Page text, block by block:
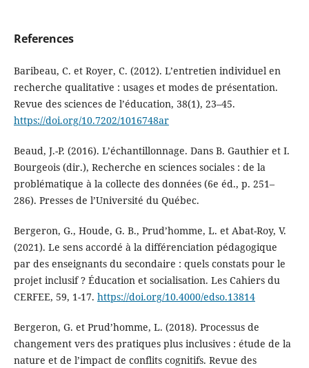
References
Baribeau, C. et Royer, C. (2012). L’entretien individuel en
recherche qualitative : usages et modes de présentation.
Revue des sciences de l’éducation, 38(1), 23–45.
https://doi.org/10.7202/1016748ar
Beaud, J.-P. (2016). L’échantillonnage. Dans B. Gauthier et I.
Bourgeois (dir.), Recherche en sciences sociales : de la
problématique à la collecte des données (6e éd., p. 251–
286). Presses de l’Université du Québec.
Bergeron, G., Houde, G. B., Prud’homme, L. et Abat-Roy, V.
(2021). Le sens accordé à la différenciation pédagogique
par des enseignants du secondaire : quels constats pour le
projet inclusif ? Éducation et socialisation. Les Cahiers du
CERFEE, 59, 1-17. https://doi.org/10.4000/edso.13814
Bergeron, G. et Prud’homme, L. (2018). Processus de
changement vers des pratiques plus inclusives : étude de la
nature et de l’impact de conflits cognitifs. Revue des